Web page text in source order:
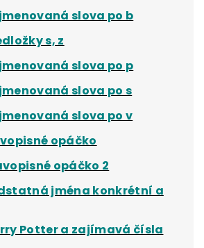
slova po b
s, z
slova po p
slova po s
slova po v
opáčko
opáčko 2
jména konkrétní a
Potter a zajímavá čísla